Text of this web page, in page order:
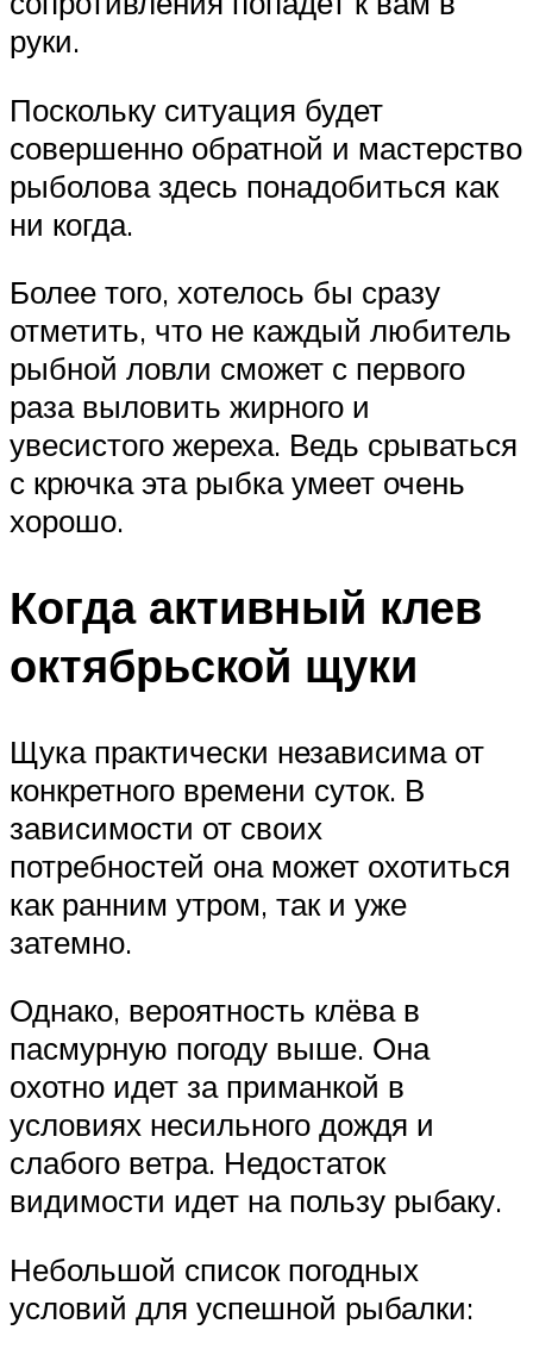
руки.
Поскольку ситуация будет
совершенно обратной и мастерство
рыболова здесь понадобиться как
ни когда.
Более того, хотелось бы сразу
отметить, что не каждый любитель
рыбной ловли сможет с первого
раза выловить жирного и
увесистого жереха. Ведь срываться
с крючка эта рыбка умеет очень
хорошо.
Когда активный клев
октябрьской щуки
Щука практически независима от
конкретного времени суток. В
зависимости от своих
потребностей она может охотиться
как ранним утром, так и уже
затемно.
Однако, вероятность клёва в
пасмурную погоду выше. Она
охотно идет за приманкой в
условиях несильного дождя и
слабого ветра. Недостаток
видимости идет на пользу рыбаку.
Небольшой список погодных
условий для успешной рыбалки: